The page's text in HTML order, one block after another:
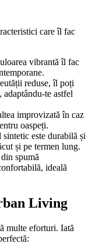
care îl fac
vibrantă îl fac
reduse, îl poți
te astfel
improvizată în caz
oaspeți.
este durabilă și
și pe termen lung.
spumă
ideală
Living
multe eforturi. Iată